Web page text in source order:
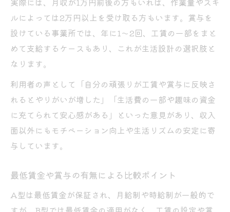
ルによっては2万円以上を受け取る方もいます。賞与を
設けている事業所では、年に1〜2回、工賃の一部をまと
めて支給するケースもあり、これが生活設計の選択肢と
なります。
利用者の声として「自分の頑張りが工賃や賞与に反映さ
れるとやりがいが増した」「生活費の一部や趣味の資金
に充てられて安心感がある」といった意見があり、収入
面以外にもモチベーション向上や生活リズムの安定に寄
与しています。
最低賃金や賞与の有無による比較ポイント
A型は最低賃金が保証され、月給制や時給制が一般的で